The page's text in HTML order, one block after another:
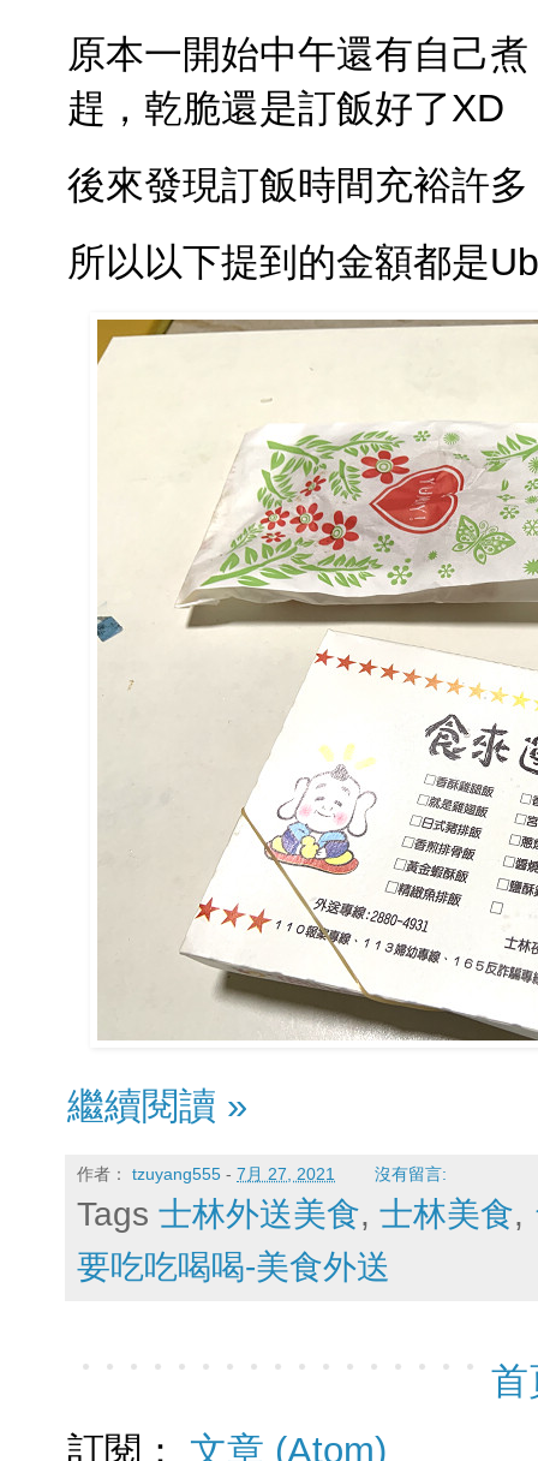
原本一開始中午還有自己
趕，乾脆還是訂飯好了XD
後來發現訂飯時間充裕許
所以以下提到的金額都是
繼續閱讀 »
作者： tzuyang555 - 7月 27, 2021 沒有留言:
Tags 士林外送美食, 士林美食,
要吃吃喝喝-美食外送
首
訂閱： 文章 (Atom)